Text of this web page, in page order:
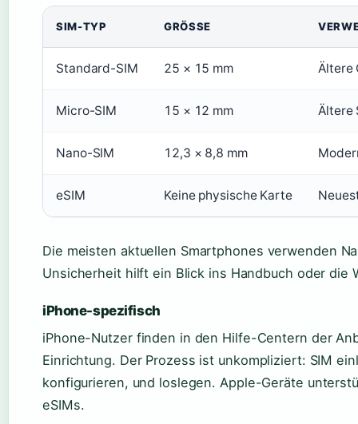
SIM-TYP GRÖSSE
Standard-SIM 25 × 15 mm Ältere
Micro-SIM 15 × 12 mm Ältere
Nano-SIM 12,3 × 8,8 mm
eSIM Keine physische Karte
Die meisten aktuellen Smartphones verwenden
Unsicherheit hilft ein Blick ins Handbuch oder die
iPhone-spezifisch
iPhone-Nutzer finden in den Hilfe-Centern der
Einrichtung. Der Prozess ist unkompliziert: SIM
konfigurieren, und loslegen. Apple-Geräte
eSIMs.